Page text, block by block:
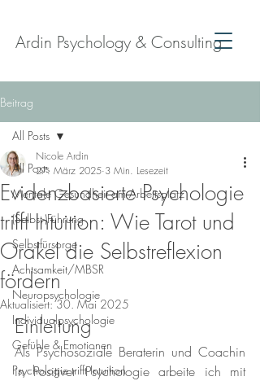
Ardin Psychology & Consulting
Beitrag
All Posts
Mentale Gesundheit am Arbeitsplatz
(Selbst-)Führung
Selbstfürsorge
Achtsamkeit/MBSR
Neuropsychologie
Individualpsychologie
Gefühle & Emotionen
Psychologie trifft Intuition
All Posts
Evidenzbasierte Psychologie
trifft Intuition: Wie Tarot und
Orakel die Selbstreflexion
fördern
Nicole Ardin
27. März 2025 3 Min. Lesezeit
Aktualisiert:30. Mai 2025
Einleitung
Als Psychosoziale Beraterin und Coachin
in Positiver Psychologie arbeite ich mit